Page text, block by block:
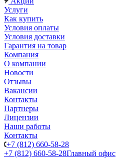
Услуги
Как купить
Условия оплаты
Условия доставки
Гарантия на товар
Компания
О компании
Новости
Отзывы
Вакансии
Контакты
Партнеры
Лицензии
Наши работы
Контакты
+7 (812) 660-58-28
+7 (812) 660-58-28Главный офис